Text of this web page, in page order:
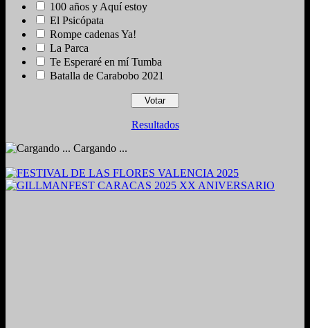
100 años y Aquí estoy
El Psicópata
Rompe cadenas Ya!
La Parca
Te Esperaré en mí Tumba
Batalla de Carabobo 2021
Resultados
Cargando ...